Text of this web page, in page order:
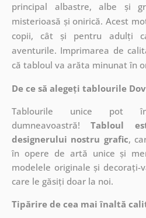
principal albastre, albe și
misterioasă și onirică. Acest
copii, cât și pentru adulți
aventurile. Imprimarea de
că tabloul va arăta minunat în
De ce să alegeți tablourile
Tablourile unice pot
dumneavoastră!Tabloul
designerului nostru grafic,
în opere de artă unice și
modelele originale și
care le găsiți doar la noi.
Tipărire de cea mai înaltă